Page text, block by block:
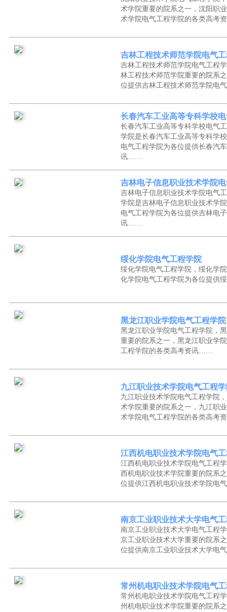
术学院重要的院系之一，沈阳职
术学院电气工程学院的各类高考
吉林工程技术师范学院电气
吉林工程技术师范学院电气工程
林工程技术师范学院重要的院系
位提供吉林工程技术师范学院电
长春汽车工业高等专科学校
长春汽车工业高等专科学校电气
学院是长春汽车工业高等专科学
电气工程学院为各位提供长春汽
讯……
吉林电子信息职业技术学院
吉林电子信息职业技术学院电气
学院是吉林电子信息职业技术学
电气工程学院为各位提供吉林电
讯……
绥化学院电气工程学院
绥化学院电气工程学院，绥化学
化学院电气工程学院为各位提供
黑龙江职业学院电气工程学院
黑龙江职业学院电气工程学院，
重要的院系之一，黑龙江职业学
工程学院的各类高考资讯……
九江职业技术学院电气工程
九江职业技术学院电气工程学院
术学院重要的院系之一，九江职
术学院电气工程学院的各类高考
江西机电职业技术学院电气
江西机电职业技术学院电气工程
西机电职业技术学院重要的院系
位提供江西机电职业技术学院电
南京工业职业技术大学电气
南京工业职业技术大学电气工程
京工业职业技术大学重要的院系
位提供南京工业职业技术大学电
常州机电职业技术学院电气
常州机电职业技术学院电气工程
州机电职业技术学院重要的院系